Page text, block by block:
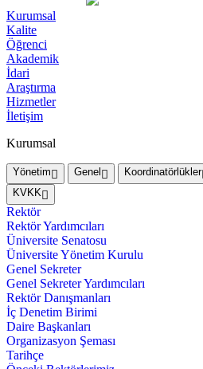
Kurumsal
Kalite
Öğrenci
Akademik
İdari
Araştırma
Hizmetler
İletişim
Kurumsal
Yönetim Genel Koordinatörlükler
KVKK
Rektör
Rektör Yardımcıları
Üniversite Senatosu
Üniversite Yönetim Kurulu
Genel Sekreter
Genel Sekreter Yardımcıları
Rektör Danışmanları
İç Denetim Birimi
Daire Başkanları
Organizasyon Şeması
Tarihçe